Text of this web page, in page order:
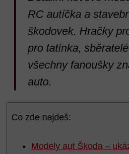
RC autíčka a
škodovek. Hračky
pro tatínka,
všechny fanoušky
auto.
Co zde najdeš:
Modely aut Škoda –